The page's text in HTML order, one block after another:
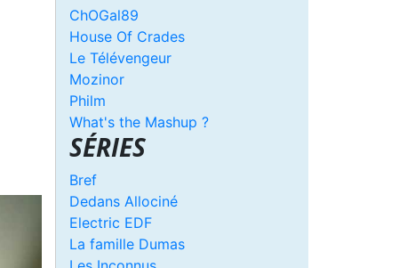
ChOGal89
House Of Crades
Le Télévengeur
Mozinor
Philm
What's the Mashup ?
SÉRIES
Bref
Dedans Allociné
Electric EDF
La famille Dumas